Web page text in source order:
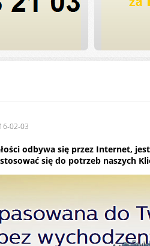
02-03
odbywa się przez Internet,
się do potrzeb naszych